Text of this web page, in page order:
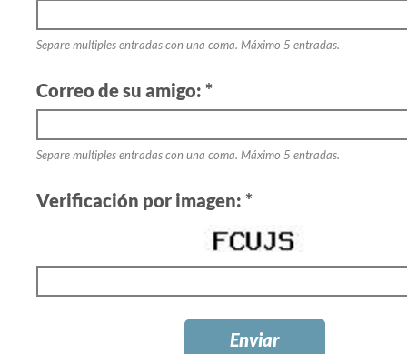
Separe multiples entradas con una coma. Máximo 5 entradas.
Correo de su amigo: *
Separe multiples entradas con una coma. Máximo 5 entradas.
Verificación por imagen: *